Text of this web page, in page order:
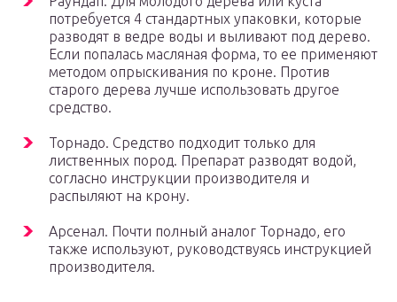
потребуется 4 стандартных упаковки, которые
разводят в ведре воды и выливают под дерево.
Если попалась масляная форма, то ее применяют
методом опрыскивания по кроне. Против
старого дерева лучше использовать другое
средство.
Торнадо. Средство подходит только для
лиственных пород. Препарат разводят водой,
согласно инструкции производителя и
распыляют на крону.
Арсенал. Почти полный аналог Торнадо, его
также используют, руководствуясь инструкцией
производителя.